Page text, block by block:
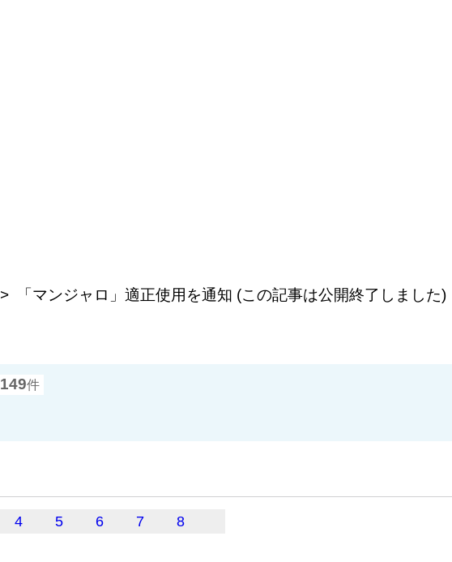
「マンジャロ」適正使用を通知 (この記事は公開終了しました)
149件
4 5 6 7 8